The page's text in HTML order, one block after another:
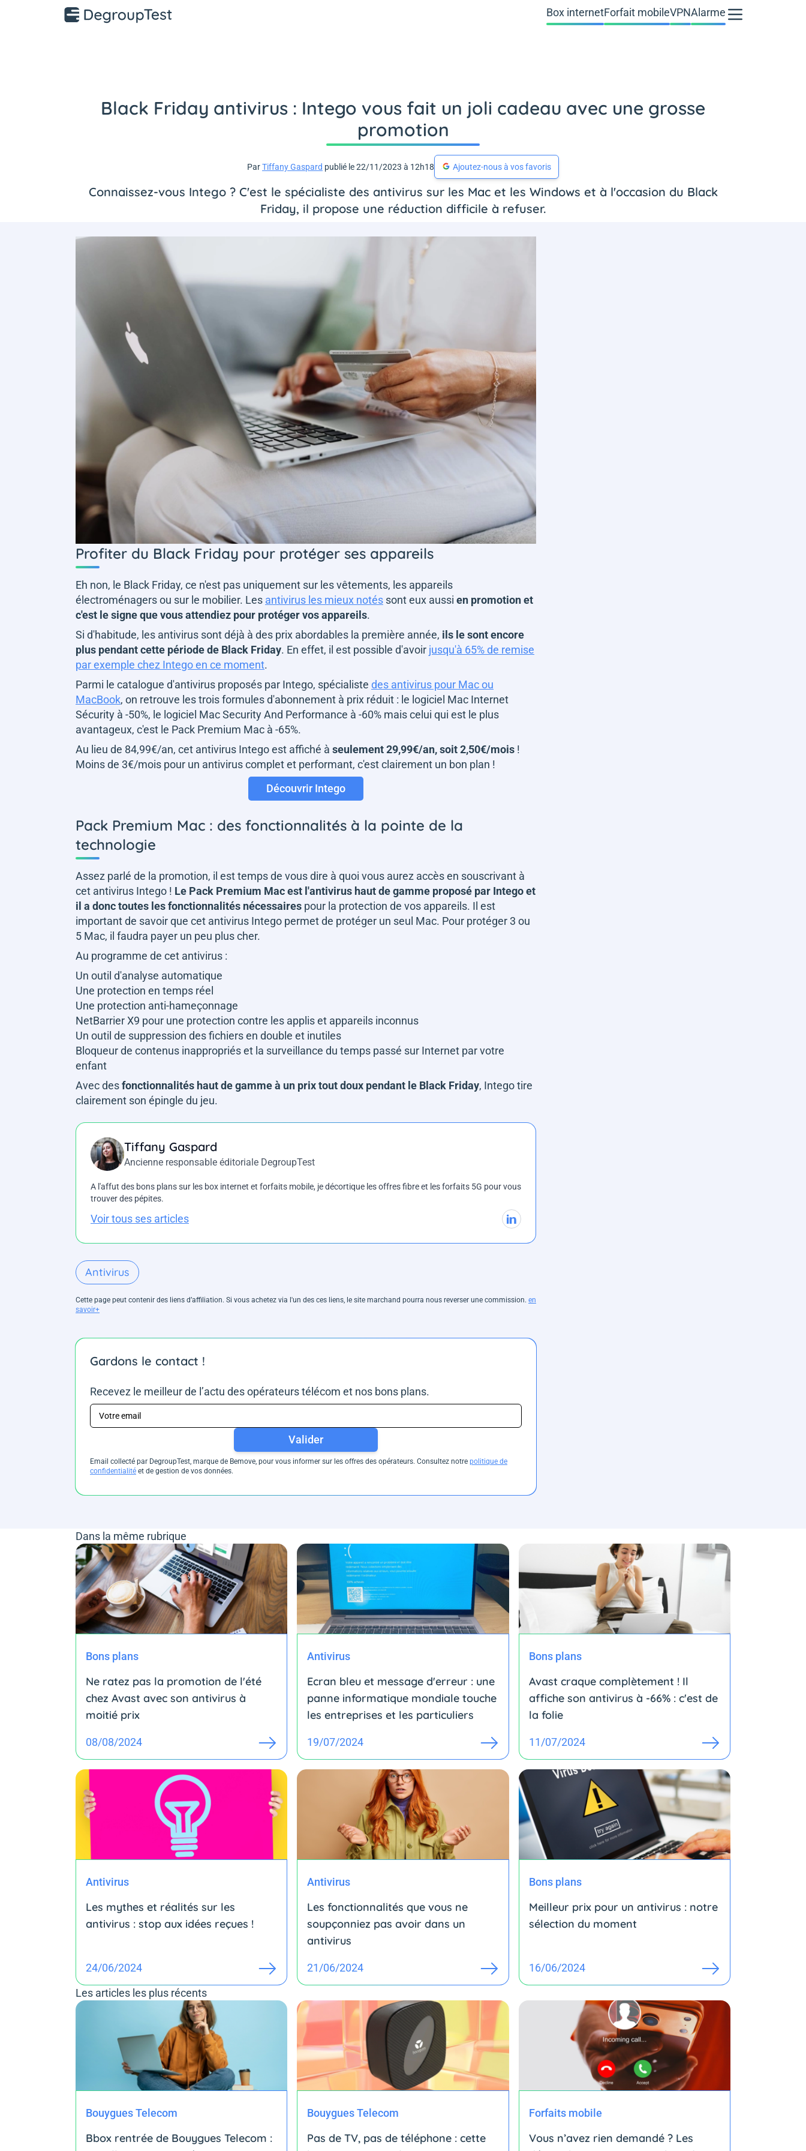
Box internetForfait mobileVPNAlarme
Black Friday antivirus : Intego vous fait un joli cadeau avec une grosse
promotion
ParTiffany Gaspard publié le 22/11/2023 à 12h18 Ajoutez-nous à vos favoris
Connaissez-vous Intego ? C'est le spécialiste des antivirus sur les Mac et les Windows et à l'occasion du Black
Friday, il propose une réduction difficile à refuser.
Profiter du Black Friday pour protéger ses appareils
Eh non, le Black Friday, ce n'est pas uniquement sur les vêtements, les appareils
électroménagers ou sur le mobilier. Les antivirus les mieux notés sont eux aussi en promotion et
c'est le signe que vous attendiez pour protéger vos appareils.
Si d'habitude, les antivirus sont déjà à des prix abordables la première année, ils le sont encore
plus pendant cette période de Black Friday. En effet, il est possible d'avoir jusqu'à 65% de remise
par exemple chez Intego en ce moment.
Parmi le catalogue d'antivirus proposés par Intego, spécialiste des antivirus pour Mac ou
MacBook, on retrouve les trois formules d'abonnement à prix réduit : le logiciel Mac Internet
Sécurity à -50%, le logiciel Mac Security And Performance à -60% mais celui qui est le plus
avantageux, c'est le Pack Premium Mac à -65%.
Au lieu de 84,99€/an, cet antivirus Intego est affiché à seulement 29,99€/an, soit 2,50€/mois !
Moins de 3€/mois pour un antivirus complet et performant, c'est clairement un bon plan !
Découvrir Intego
Pack Premium Mac : des fonctionnalités à la pointe de la
technologie
Assez parlé de la promotion, il est temps de vous dire à quoi vous aurez accès en souscrivant à
cet antivirus Intego ! Le Pack Premium Mac est l'antivirus haut de gamme proposé par Intego et
il a donc toutes les fonctionnalités nécessaires pour la protection de vos appareils. Il est
important de savoir que cet antivirus Intego permet de protéger un seul Mac. Pour protéger 3 ou
5 Mac, il faudra payer un peu plus cher.
Au programme de cet antivirus :
Un outil d'analyse automatique
Une protection en temps réel
Une protection anti-hameçonnage
NetBarrier X9 pour une protection contre les applis et appareils inconnus
Un outil de suppression des fichiers en double et inutiles
Bloqueur de contenus inappropriés et la surveillance du temps passé sur Internet par votre
enfant
Avec desfonctionnalités haut de gamme à un prix tout doux pendant le Black Friday, Intego tire
clairement son épingle du jeu.
Tiffany Gaspard
Ancienne responsable éditoriale DegroupTest
A l'affut des bons plans sur les box internet et forfaits mobile, je décortique les offres fibre et les forfaits 5G pour vous
trouver des pépites.
Voir tous ses articles
Antivirus
Cette page peut contenir des liens d’affiliation. Si vous achetez via l'un des ces liens, le site marchand pourra nous reverser une commission. en
savoir+
Gardons le contact !
Recevez le meilleur de l’actu des opérateurs télécom et nos bons plans.
Valider
Email collecté par DegroupTest, marque de Bemove, pour vous informer sur les offres des opérateurs. Consultez notre politique de
confidentialité et de gestion de vos données.
Dans la même rubrique
Bons plans
Ne ratez pas la promotion de l'été
chez Avast avec son antivirus à
moitié prix
08/08/2024
Antivirus
Ecran bleu et message d'erreur : une
panne informatique mondiale touche
les entreprises et les particuliers
19/07/2024
Bons plans
Avast craque complètement ! Il
affiche son antivirus à -66% : c'est de
la folie
11/07/2024
Antivirus
Les mythes et réalités sur les
antivirus : stop aux idées reçues !
24/06/2024
Antivirus
Les fonctionnalités que vous ne
soupçonniez pas avoir dans un
antivirus
21/06/2024
Bons plans
Meilleur prix pour un antivirus : notre
sélection du moment
16/06/2024
Les articles les plus récents
Bouygues Telecom
Bbox rentrée de Bouygues Telecom :
Bouygues Telecom
Pas de TV, pas de téléphone : cette
Forfaits mobile
Vous n’avez rien demandé ? Les